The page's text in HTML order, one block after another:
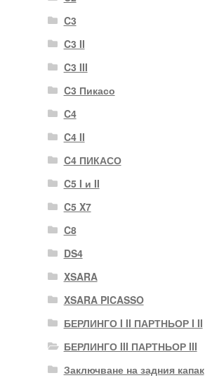
C3
C3 II
C3 III
C3 Пикасо
C4
C4 II
C4 ПИКАСО
C5 I и II
C5 X7
C8
DS4
XSARA
XSARA PICASSO
БЕРЛИНГО I II ПАРТНЬОР I II
БЕРЛИНГО III ПАРТНЬОР III
Заключване на задния капак